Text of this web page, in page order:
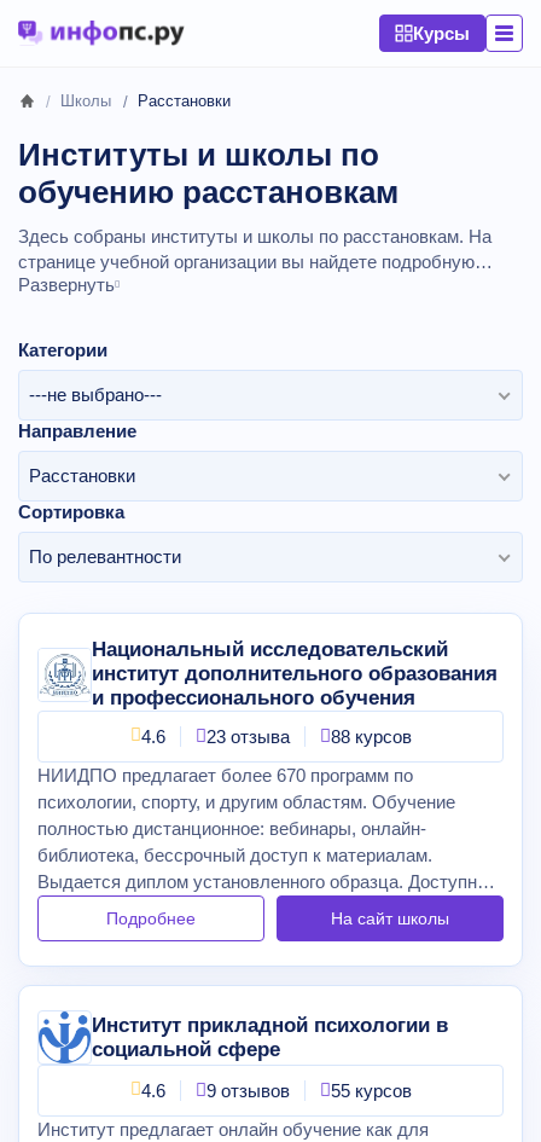
Курсы
Школы Расстановки
Институты и школы по
обучению расстановкам
Здесь собраны институты и школы по расстановкам. На
странице учебной организации вы найдете подробную
информацию о контактах, официальный сайт, актуальные
Развернуть
Категории
---не выбрано---
Направление
Расстановки
Сортировка
По релевантности
Национальный исследовательский
институт дополнительного образования
и профессионального обучения
4.6 23 отзыва
88 курсов
НИИДПО предлагает более 670 программ по
психологии, спорту, и другим областям. Обучение
полностью дистанционное: вебинары, онлайн-
библиотека, бессрочный доступ к материалам.
Выдается диплом установленного образца. Доступны
льготы, скидки и рассрочка оплаты, а также возврат
части стоимости обучения.
Подробнее На сайт школы
Институт прикладной психологии в
социальной сфере
4.6 9 отзывов
55 курсов
Институт предлагает онлайн обучение как для